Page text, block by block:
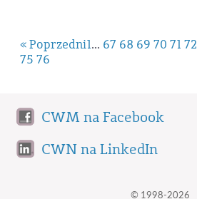
« Poprzedni1... 67 68 69 70 71 72
75 76
CWM na Facebook
CWN na LinkedIn
© 1998-2026